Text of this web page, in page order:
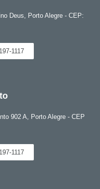
Deus, Porto Alegre - CEP:
1117
902 A, Porto Alegre - CEP
1117